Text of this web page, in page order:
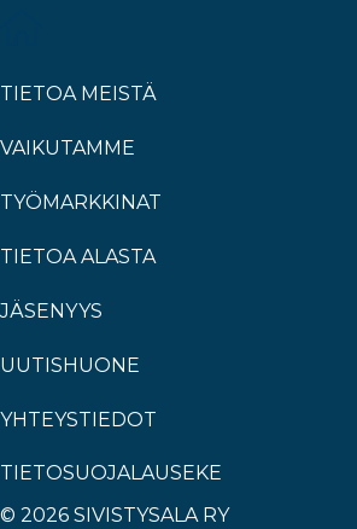
TIETOA MEISTÄ
VAIKUTAMME
TYÖMARKKINAT
TIETOA ALASTA
JÄSENYYS
UUTISHUONE
YHTEYSTIEDOT
TIETOSUOJALAUSEKE
© 2026 SIVISTYSALA RY